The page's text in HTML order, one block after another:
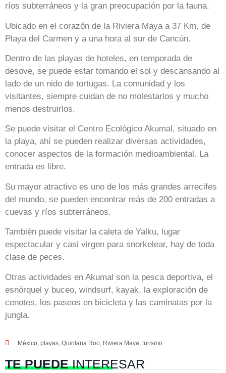
ríos subterráneos y la gran preocupación por la fauna.
Ubicado en el corazón de la Riviera Maya a 37 Km. de
Playa del Carmen y a una hora al sur de Cancún.
Dentro de las playas de hoteles, en temporada de
desove, se puede estar tomando el sol y descansando al
lado de un nido de tortugas. La comunidad y los
visitantes, siempre cuidan de no molestarlos y mucho
menos destruirlos.
Se puede visitar el Centro Ecológico Akumal, situado en
la playa, ahí se pueden realizar diversas actividades,
conocer aspectos de la formación medioambiental. La
entrada es libre.
Su mayor atractivo es uno de los más grandes arrecifes
del mundo, se pueden encontrar más de 200 entradas a
cuevas y ríos subterráneos.
También puede visitar la caleta de Yalku, lugar
espectacular y casi virgen para snorkelear, hay de toda
clase de peces.
Otras actividades en Akumal son la pesca deportiva, el
esnórquel y buceo, windsurf, kayak, la exploración de
cenotes, los paseos en bicicleta y las caminatas por la
jungla.
México, playas, Quintana Roo, Riviera Maya, turismo
TE PUEDEINTERESAR